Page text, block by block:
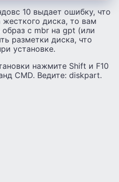
10 выдает ошибку, что
жесткого диска, то вам
с mbr на gpt (или
разметки диска, что
установке.
нажмите Shift и F10
CMD. Ведите: diskpart.